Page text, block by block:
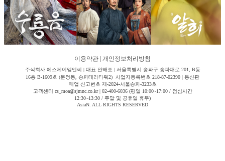
이용약관 개인정보처리방침
주식회사 에스제이엠엔씨 | 대표 안해조 | 서울특별시 송파구 송파대로 201, B동
16층 B-1609호 (문정동, 송파테라타워2) 사업자등록번호 218-87-02390 | 통신판
매업 신고번호 제-2024-서울송파-3233호
고객센터 cs_moa@sjmnc.co.kr | 02-400-6036 (평일 10:00~17:00 / 점심시간
12:30~13:30 / 주말 및 공휴일 휴무)
AsiaN. ALL RIGHTS RESERVED